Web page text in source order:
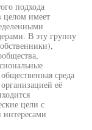
подхода
целом имеет
В эту группу
среда
её
цели с